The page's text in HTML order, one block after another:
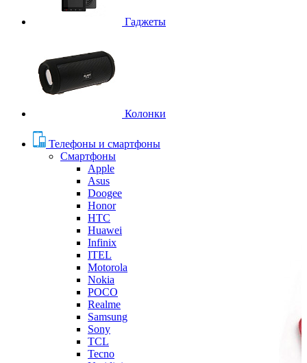
Гаджеты
Колонки
Телефоны и смартфоны
Смартфоны
Apple
Asus
Doogee
Honor
HTC
Huawei
Infinix
ITEL
Motorola
Nokia
POCO
Realme
Samsung
Sony
TCL
Tecno